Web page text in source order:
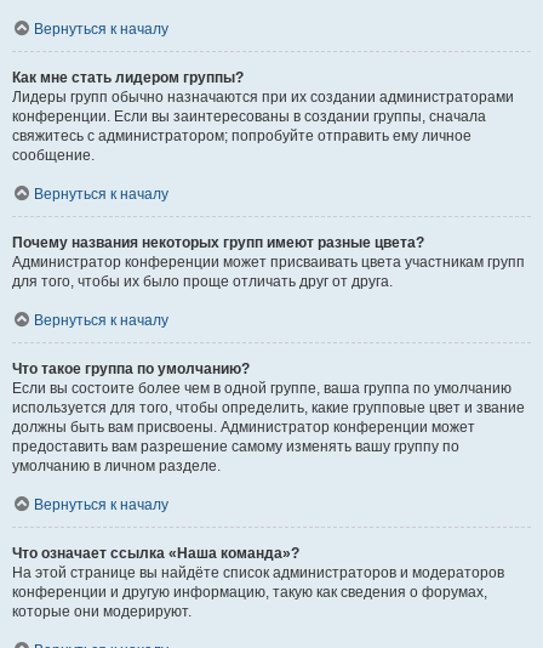
Вернуться к началу
Как мне стать лидером группы?
Лидеры групп обычно назначаются при их создании администраторами
конференции. Если вы заинтересованы в создании группы, сначала
свяжитесь с администратором; попробуйте отправить ему личное
сообщение.
Вернуться к началу
Почему названия некоторых групп имеют разные цвета?
Администратор конференции может присваивать цвета участникам групп
для того, чтобы их было проще отличать друг от друга.
Вернуться к началу
Что такое группа по умолчанию?
Если вы состоите более чем в одной группе, ваша группа по умолчанию
используется для того, чтобы определить, какие групповые цвет и звание
должны быть вам присвоены. Администратор конференции может
предоставить вам разрешение самому изменять вашу группу по
умолчанию в личном разделе.
Вернуться к началу
Что означает ссылка «Наша команда»?
На этой странице вы найдёте список администраторов и модераторов
конференции и другую информацию, такую как сведения о форумах,
которые они модерируют.